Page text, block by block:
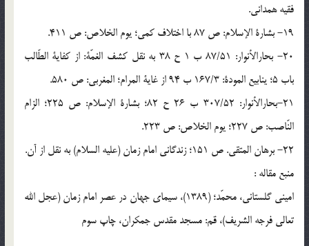
فقیه همدانی.
19- بشارة الإسلام: ص 87 با اختلاف کمی؛ یوم الخلاص: ص 411.
20- بحارالأنوار: 87/51 ب 1 ح 38 به نقل کشف الغمّة: از کفایة الطّالب
باب 5؛ ینابیع المودة: 167/3 ب 94 از غایة المرام؛ المغربی: ص 580.
21-بحارالأنوار: 307/52 ب 26 ح 82؛ بشارة الإسلام: ص 225؛ الزام
النّاصب: ص 227؛ یوم الخلاص: ص 223.
22- برهان المتقی. ص 151؛ زندگانی امام زمان (علیه السلام) به نقل از آن.
منبع مقاله :
امینی گلستانی، محمّد؛ (1389)، سیمای جهان در عصر امام زمان (عجل الله
تعالی فرجه الشریف)، قم: مسجد مقدس جمکران، چاپ سوم